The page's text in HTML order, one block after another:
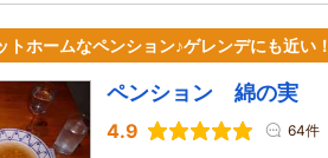
トホームなペンション♪ゲレンデにも近い
ペンション 綿の実
4.9 64件